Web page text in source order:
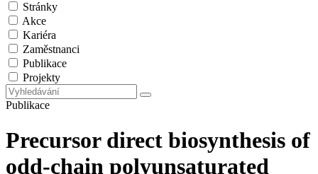
Stránky
Akce
Kariéra
Zaměstnanci
Publikace
Projekty
Publikace
Precursor direct biosynthesis of
odd-chain polyunsaturated